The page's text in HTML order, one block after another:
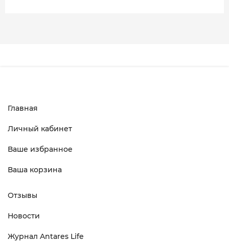
Главная
Личный кабинет
Ваше избранное
Ваша корзина
Отзывы
Новости
Журнал Antares Life